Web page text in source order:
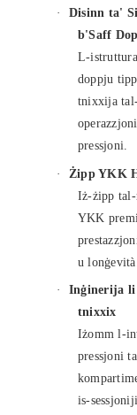
·
Disinn ta'
b'Saff
L-
doppju
tnixxija
pressjoni.
·
Żipp YKK
Iż-żipp tal-
YKK
u lonġevità.
·
Inġinerija li
tnixxix
Iżomm l-
pressjoni
is-